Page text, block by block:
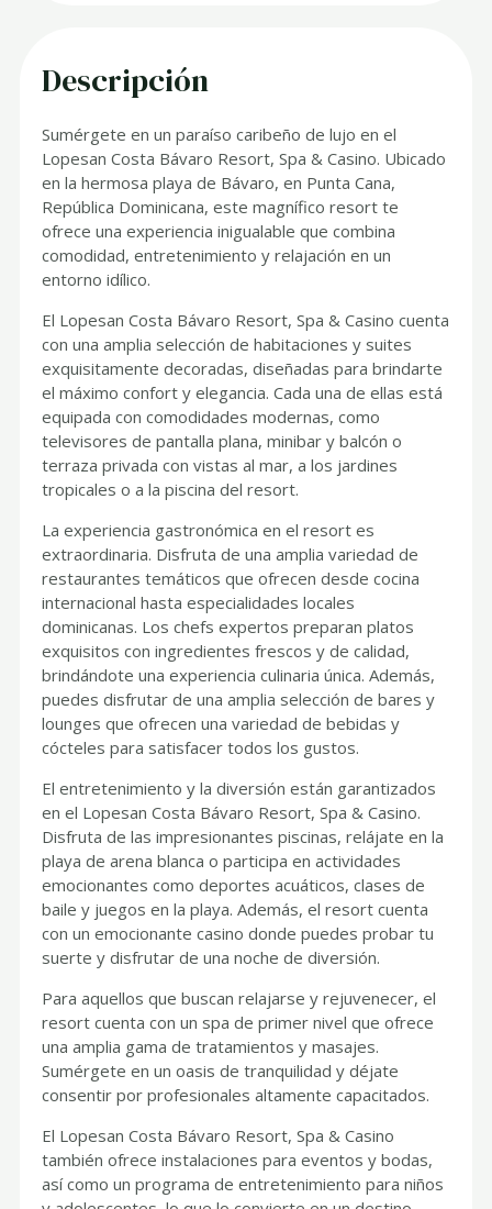
Descripción
Sumérgete en un paraíso caribeño de lujo en el
Lopesan Costa Bávaro Resort, Spa & Casino. Ubicado
en la hermosa playa de Bávaro, en Punta Cana,
República Dominicana, este magnífico resort te
ofrece una experiencia inigualable que combina
comodidad, entretenimiento y relajación en un
entorno idílico.
El Lopesan Costa Bávaro Resort, Spa & Casino cuenta
con una amplia selección de habitaciones y suites
exquisitamente decoradas, diseñadas para brindarte
el máximo confort y elegancia. Cada una de ellas está
equipada con comodidades modernas, como
televisores de pantalla plana, minibar y balcón o
terraza privada con vistas al mar, a los jardines
tropicales o a la piscina del resort.
La experiencia gastronómica en el resort es
extraordinaria. Disfruta de una amplia variedad de
restaurantes temáticos que ofrecen desde cocina
internacional hasta especialidades locales
dominicanas. Los chefs expertos preparan platos
exquisitos con ingredientes frescos y de calidad,
brindándote una experiencia culinaria única. Además,
puedes disfrutar de una amplia selección de bares y
lounges que ofrecen una variedad de bebidas y
cócteles para satisfacer todos los gustos.
El entretenimiento y la diversión están garantizados
en el Lopesan Costa Bávaro Resort, Spa & Casino.
Disfruta de las impresionantes piscinas, relájate en la
playa de arena blanca o participa en actividades
emocionantes como deportes acuáticos, clases de
baile y juegos en la playa. Además, el resort cuenta
con un emocionante casino donde puedes probar tu
suerte y disfrutar de una noche de diversión.
Para aquellos que buscan relajarse y rejuvenecer, el
resort cuenta con un spa de primer nivel que ofrece
una amplia gama de tratamientos y masajes.
Sumérgete en un oasis de tranquilidad y déjate
consentir por profesionales altamente capacitados.
El Lopesan Costa Bávaro Resort, Spa & Casino
también ofrece instalaciones para eventos y bodas,
así como un programa de entretenimiento para niños